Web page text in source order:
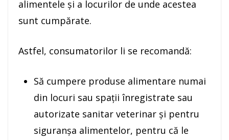
alimentele și a locurilor de unde acestea
sunt cumpărate.
Astfel, consumatorilor li se recomandă:
Să cumpere produse alimentare numai
din locuri sau spații înregistrate sau
autorizate sanitar veterinar și pentru
siguranșa alimentelor, pentru că le